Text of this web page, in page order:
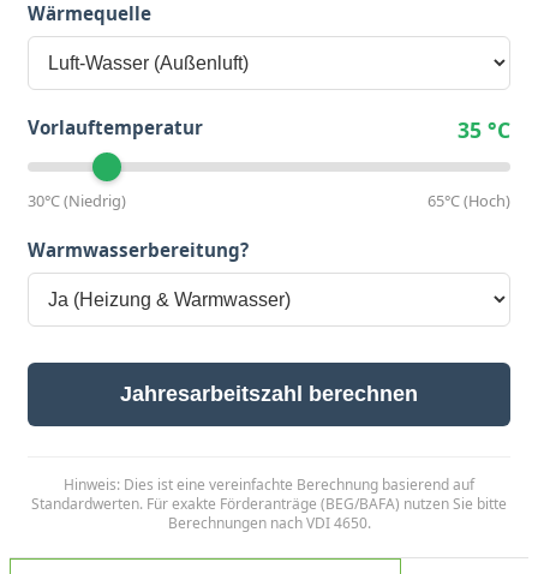
Wärmequelle
Vorlauftemperatur 35 °C
30°C (Niedrig) 65°C (Hoch)
Warmwasserbereitung?
Jahresarbeitszahl berechnen
Hinweis: Dies ist eine vereinfachte Berechnung basierend auf
Standardwerten. Für exakte Förderanträge (BEG/BAFA) nutzen Sie bitte
Berechnungen nach VDI 4650.